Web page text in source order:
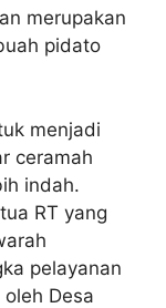
merupakan
pidato
menjadi
ceramah
indah.
RT yang
pelayanan
Desa